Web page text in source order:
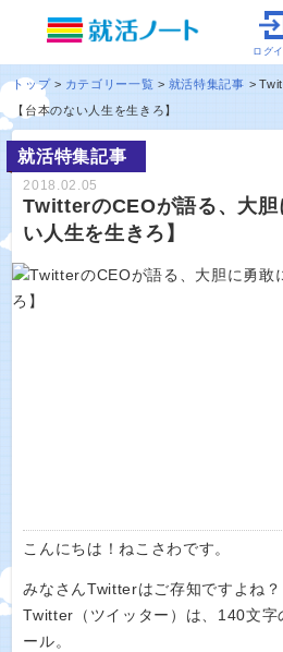
ログ
トップ カテゴリー一覧 就活特集記事
【台本のない人生を生きろ】
就活特集記事
2018.02.05
TwitterのCEOが語る、大胆
い人生を生きろ】
こんにちは！ねこさわです。
みなさんTwitterはご存知ですよね？
Twitter（ツイッター）は、140文字
ール。